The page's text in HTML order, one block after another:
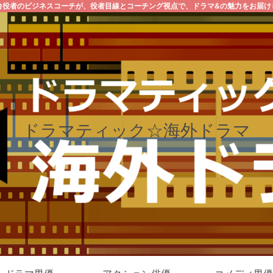
役者のビジネスコーチが、役者目線とコーチング視点で、ドラマ&の魅力をお届け
ドラマティック☆海外ドラマ